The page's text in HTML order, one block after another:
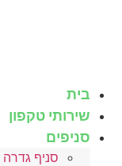
בית
שירותי טקפון
סניפים
סניף גדרה